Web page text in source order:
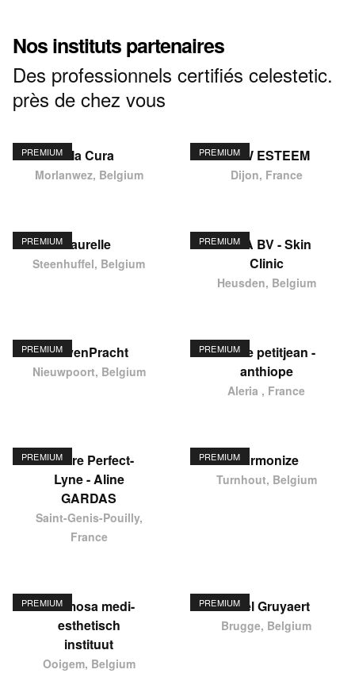
Nos instituts partenaires
Des professionnels certifiés celestetic.
près de chez vous
PREMIUM Ma Cura
Morlanwez, Belgium
PREMIUMNEW ESTEEM
Dijon, France
PREMIUM laurelle
Steenhuffel, Belgium
PREMIUMKIMA BV - Skin
Clinic
Heusden, Belgium
PREMIUMHavenPracht
Nieuwpoort, Belgium
PREMIUM
elodie petitjean -
anthiope
Aleria , France
PREMIUMCentre Perfect-
Lyne - Aline
GARDAS
Saint-Genis-Pouilly,
France
PREMIUMHarmonize
Turnhout, Belgium
PREMIUMHermosa medi-
esthetisch
instituut
Ooigem, Belgium
PREMIUMKarel Gruyaert
Brugge, Belgium